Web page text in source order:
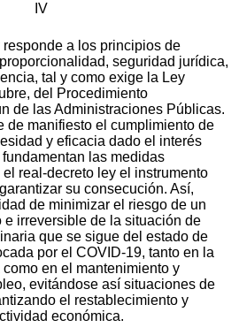
IV
a los principios de
seguridad jurídica,
tal y como exige la Ley
del Procedimiento
de las Administraciones Públicas.
de manifiesto el cumplimiento de
y eficacia dado el interés
las medidas
real-decreto ley el instrumento
su consecución. Así,
de minimizar el riesgo de un
e irreversible de la situación de
que se sigue del estado de
por el COVID-19, tanto en la
en el mantenimiento y
evitándose así situaciones de
el restablecimiento y
económica.